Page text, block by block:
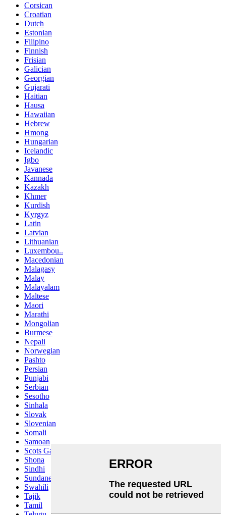
Corsican
Croatian
Dutch
Estonian
Filipino
Finnish
Frisian
Galician
Georgian
Gujarati
Haitian
Hausa
Hawaiian
Hebrew
Hmong
Hungarian
Icelandic
Igbo
Javanese
Kannada
Kazakh
Khmer
Kurdish
Kyrgyz
Latin
Latvian
Lithuanian
Luxembou..
Macedonian
Malagasy
Malay
Malayalam
Maltese
Maori
Marathi
Mongolian
Burmese
Nepali
Norwegian
Pashto
Persian
Punjabi
Serbian
Sesotho
Sinhala
Slovak
Slovenian
Somali
Samoan
Scots Gaelic
Shona
Sindhi
Sundanese
Swahili
Tajik
Tamil